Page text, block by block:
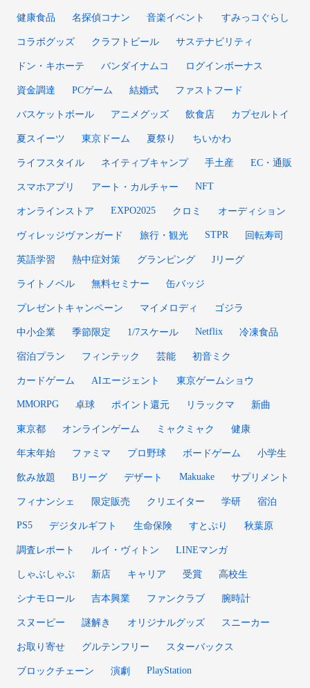
健康食品 名探偵コナン 音楽イベント すみっコぐらし
コラボグッズ クラフトビール サステナビリティ
ドン・キホーテ バンダイナムコ ログインボーナス
資金調達 PCゲーム 結婚式 ファストフード
バスケットボール アニメグッズ 飲食店 カプセルトイ
夏スイーツ 東京ドーム 夏祭り ちいかわ
ライフスタイル ネイティブキャンプ 手土産 EC・通販
スマホアプリ アート・カルチャー NFT
オンラインストア EXPO2025 クロミ オーディション
ヴィレッジヴァンガード 旅行・観光 STPR 回転寿司
英語学習 熱中症対策 グランピング Jリーグ
ライトノベル 無料セミナー 缶バッジ
プレゼントキャンペーン マイメロディ ゴジラ
中小企業 季節限定 1/7スケール Netflix 冷凍食品
宿泊プラン フィンテック 芸能 初音ミク
カードゲーム AIエージェント 東京ゲームショウ
MMORPG 卓球 ポイント還元 リラックマ 新曲
東京都 オンラインゲーム ミャクミャク 健康
年末年始 ファミマ プロ野球 ボードゲーム 小学生
飲み放題 Bリーグ デザート Makuake サプリメント
フィナンシェ 限定販売 クリエイター 学研 宿泊
PS5 デジタルギフト 生命保険 すとぷり 秋葉原
調査レポート ルイ・ヴィトン LINEマンガ
しゃぶしゃぶ 新店 キャリア 受賞 高校生
シナモロール 吉本興業 ファンクラブ 腕時計
スヌーピー 謎解き オリジナルグッズ スニーカー
お取り寄せ グルテンフリー スターバックス
ブロックチェーン 演劇 PlayStation